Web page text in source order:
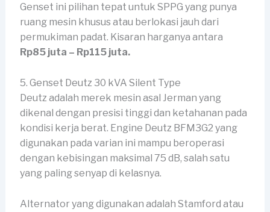
Genset ini pilihan tepat untuk SPPG yang punya
ruang mesin khusus atau berlokasi jauh dari
permukiman padat. Kisaran harganya antara
Rp85 juta – Rp115 juta.
5. Genset Deutz 30 kVA Silent Type
Deutz adalah merek mesin asal Jerman yang
dikenal dengan presisi tinggi dan ketahanan pada
kondisi kerja berat. Engine Deutz BFM3G2 yang
digunakan pada varian ini mampu beroperasi
dengan kebisingan maksimal 75 dB, salah satu
yang paling senyap di kelasnya.
Alternator yang digunakan adalah Stamford atau